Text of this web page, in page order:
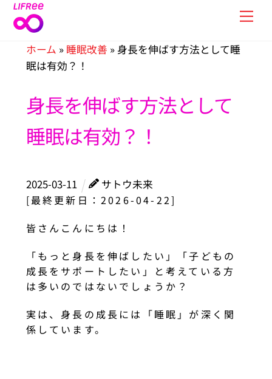
Skip
ホーム » 睡眠改善 »身長を伸ばす方法として睡
眠は有効？！
身長を伸ばす方法として
睡眠は有効？！
2025-03-11
サトウ未来
[最終更新日：2026-04-22]
皆さんこんにちは！
「もっと身長を伸ばしたい」「子どもの
成長をサポートしたい」と考えている方
は多いのではないでしょうか？
実は、身長の成長には「睡眠」が深く関
係しています。